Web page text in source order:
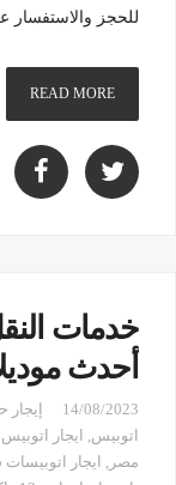
للحجز والاستفسار علي الارقام
READ MORE
خدمات
أحدث
14/08/2023 إيجار
اتوبيس, ايجار
مصر , ايجار